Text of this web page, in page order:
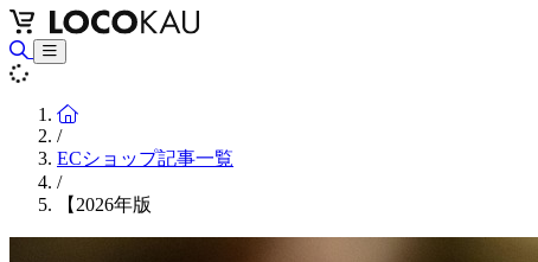
Home
/
ECショップ記事一覧
/
【2026年版